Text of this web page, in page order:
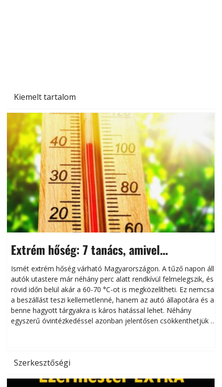
Kiemelt tartalom
Extrém hőség: 7 tanács, amivel
megóvhatjuk autónkat a nyári károktól
Ismét extrém hőség várható Magyarországon. A tűző napon álló
autók utastere már néhány perc alatt rendkívül felmelegszik, és
rövid időn belül akár a 60-70 °C-ot is megközelítheti. Ez nemcsak
a beszállást teszi kellemetlenné, hanem az autó állapotára és a
benne hagyott tárgyakra is káros hatással lehet. Néhány
egyszerű óvintézkedéssel azonban jelentősen csökkenthetjük a
Szerkesztőségi